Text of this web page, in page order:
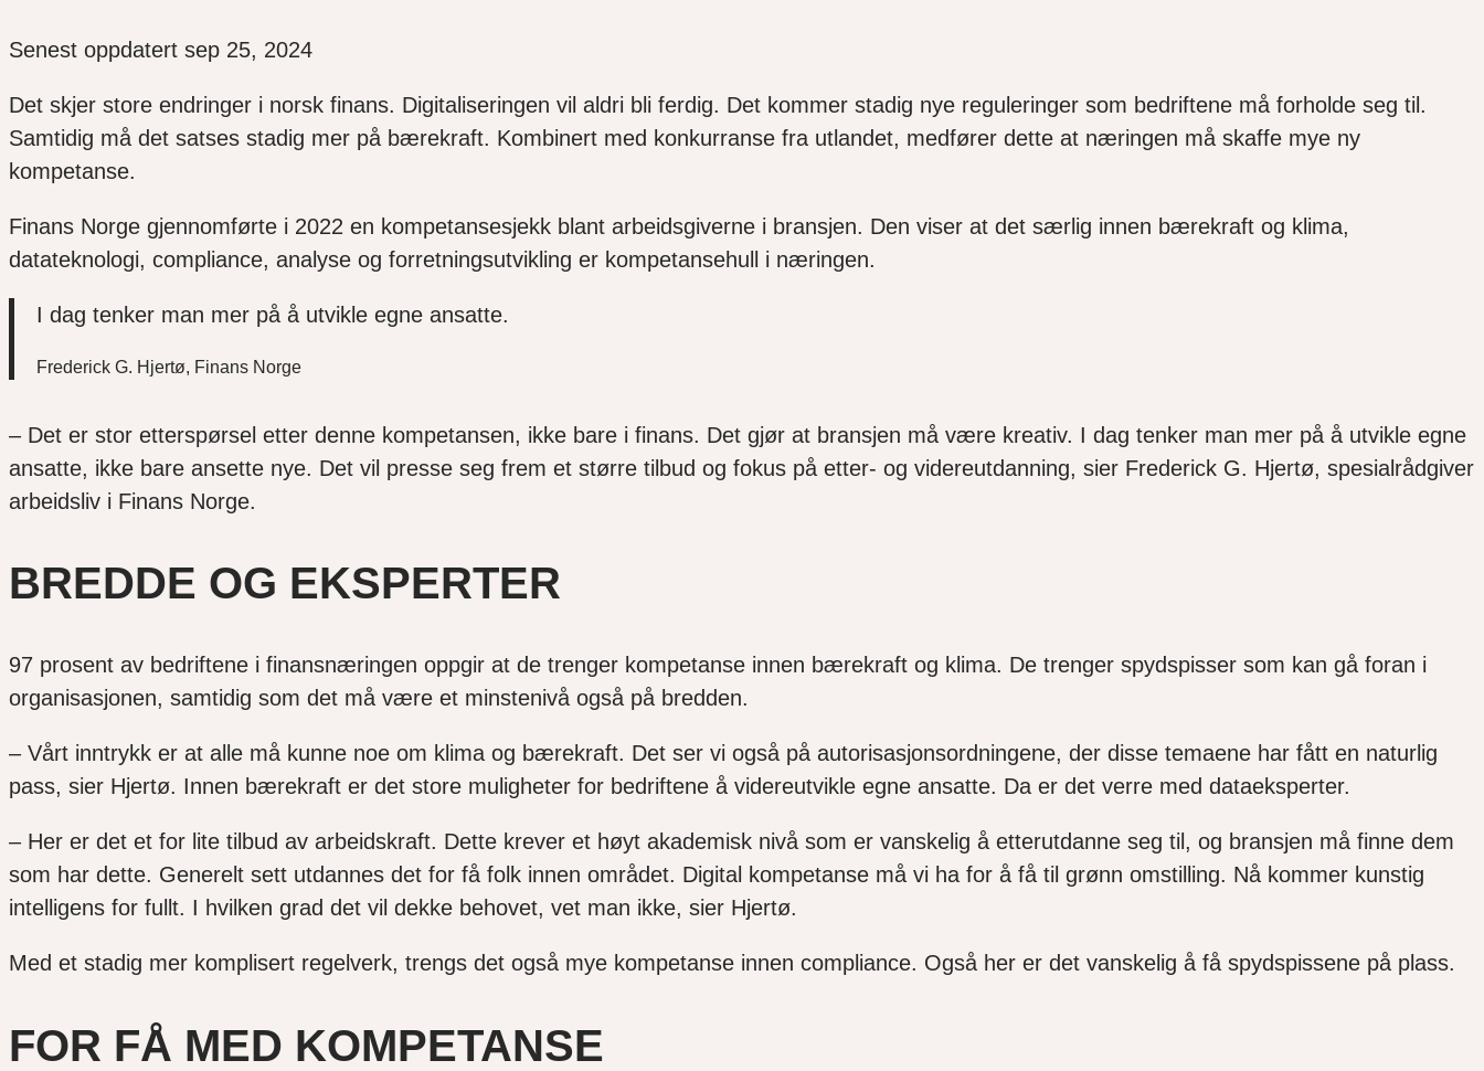
Senest oppdatert sep 25, 2024
Det skjer store endringer i norsk finans. Digitaliseringen vil aldri bli ferdig. Det kommer stadig nye reguleringer som bedriftene må forholde seg til.
Samtidig må det satses stadig mer på bærekraft. Kombinert med konkurranse fra utlandet, medfører dette at næringen må skaffe mye ny
kompetanse.
Finans Norge gjennomførte i 2022 en kompetansesjekk blant arbeidsgiverne i bransjen. Den viser at det særlig innen bærekraft og klima,
datateknologi, compliance, analyse og forretningsutvikling er kompetansehull i næringen.
I dag tenker man mer på å utvikle egne ansatte.
Frederick G. Hjertø, Finans Norge
– Det er stor etterspørsel etter denne kompetansen, ikke bare i finans. Det gjør at bransjen må være kreativ. I dag tenker man mer på å utvikle egne
ansatte, ikke bare ansette nye. Det vil presse seg frem et større tilbud og fokus på etter- og videreutdanning, sier Frederick G. Hjertø, spesialrådgiver
arbeidsliv i Finans Norge.
BREDDE OG EKSPERTER
97 prosent av bedriftene i finansnæringen oppgir at de trenger kompetanse innen bærekraft og klima. De trenger spydspisser som kan gå foran i
organisasjonen, samtidig som det må være et minstenivå også på bredden.
– Vårt inntrykk er at alle må kunne noe om klima og bærekraft. Det ser vi også på autorisasjonsordningene, der disse temaene har fått en naturlig
pass, sier Hjertø. Innen bærekraft er det store muligheter for bedriftene å videreutvikle egne ansatte. Da er det verre med dataeksperter.
– Her er det et for lite tilbud av arbeidskraft. Dette krever et høyt akademisk nivå som er vanskelig å etterutdanne seg til, og bransjen må finne dem
som har dette. Generelt sett utdannes det for få folk innen området. Digital kompetanse må vi ha for å få til grønn omstilling. Nå kommer kunstig
intelligens for fullt. I hvilken grad det vil dekke behovet, vet man ikke, sier Hjertø.
Med et stadig mer komplisert regelverk, trengs det også mye kompetanse innen compliance. Også her er det vanskelig å få spydspissene på plass.
FOR FÅ MED KOMPETANSE